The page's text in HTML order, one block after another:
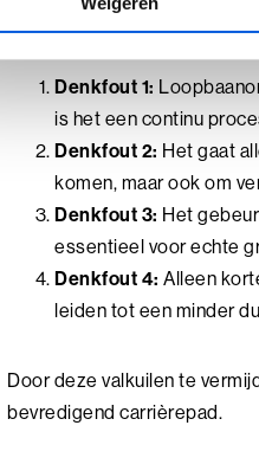
misverstanden of denkfouten:
Denkfout 1:
is het een continu
Denkfout 2: Het gaat
komen, maar ook om
Denkfout 3: Het
essentieel voor echte
Denkfout 4: Alleen
leiden tot een minder
Door deze valkuilen te
bevredigend carrièrepad.